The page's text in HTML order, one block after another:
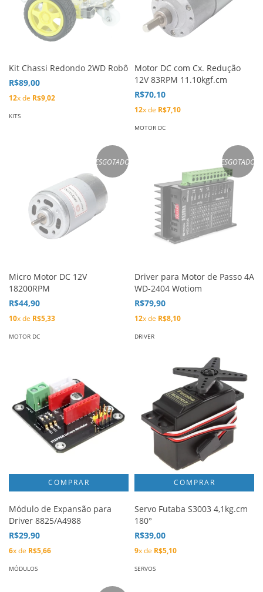
Kit Chassi Redondo 2WD Robô
R$89,00
12x de R$9,02
KITS
Motor DC com Cx. Redução
12V 83RPM 11.10kgf.cm
R$70,10
12x de R$7,10
MOTOR DC
ESGOTADO
Micro Motor DC 12V
18200RPM
R$44,90
10x de R$5,33
MOTOR DC
ESGOTADO
Driver para Motor de Passo 4A
WD-2404 Wotiom
R$79,90
12x de R$8,10
DRIVER
Módulo de Expansão para
Driver 8825/A4988
R$29,90
6x de R$5,66
MÓDULOS
Servo Futaba S3003 4,1kg.cm
180°
R$39,00
9x de R$5,10
SERVOS